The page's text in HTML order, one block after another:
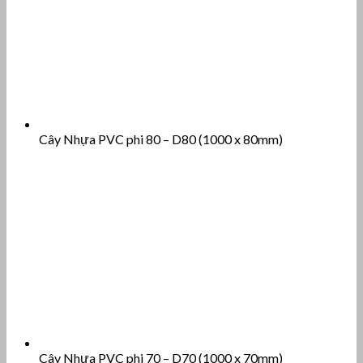
Cây Nhựa PVC phi 80 – D80 (1000 x 80mm)
Cây Nhựa PVC phi 70 – D70 (1000 x 70mm)